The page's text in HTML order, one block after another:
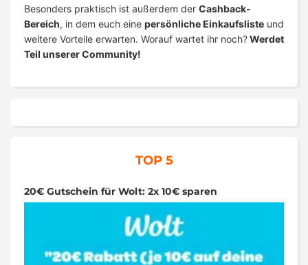
Besonders praktisch ist außerdem der Cashback-
Bereich, in dem euch eine persönliche Einkaufsliste und
weitere Vorteile erwarten. Worauf wartet ihr noch?Werdet
Teil unserer Community!
TOP 5
20€ Gutschein für Wolt: 2x 10€ sparen